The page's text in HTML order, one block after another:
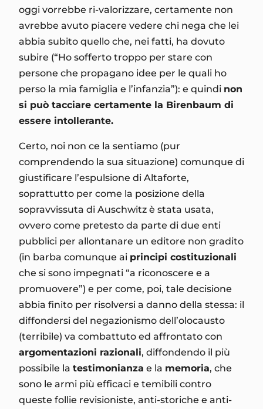
oggi vorrebbe ri-valorizzare, certamente non
avrebbe avuto piacere vedere chi nega che lei
abbia subito quello che, nei fatti, ha dovuto
subire (“Ho sofferto troppo per stare con
persone che propagano idee per le quali ho
perso la mia famiglia e l’infanzia”): e quindi non
si può tacciare certamente la Birenbaum di
essere intollerante.
Certo, noi non ce la sentiamo (pur
comprendendo la sua situazione) comunque di
giustificare l’espulsione di Altaforte,
soprattutto per come la posizione della
sopravvissuta di Auschwitz è stata usata,
ovvero come pretesto da parte di due enti
pubblici per allontanare un editore non gradito
(in barba comunque ai principi costituzionali
che si sono impegnati “a riconoscere e a
promuovere”) e per come, poi, tale decisione
abbia finito per risolversi a danno della stessa: il
diffondersi del negazionismo dell’olocausto
(terribile) va combattuto ed affrontato con
argomentazioni razionali, diffondendo il più
possibile la testimonianza e la memoria, che
sono le armi più efficaci e temibili contro
queste follie revisioniste, anti-storiche e anti-